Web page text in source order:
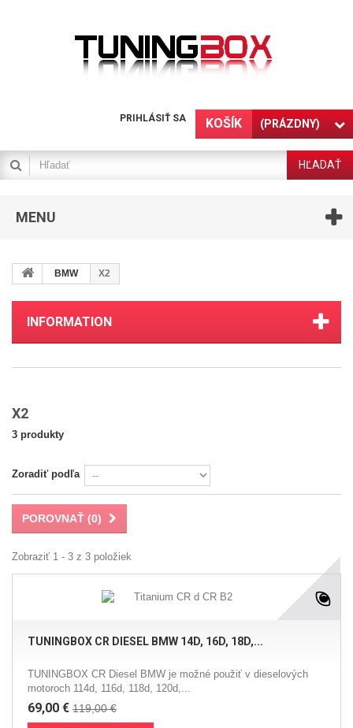
KOŠÍK (PRÁZDNY)
PRIHLÁSIŤ SA
HĽADAŤ
MENU
BMW X2
INFORMATION
X2
3 produkty
Zoradiť podľa
POROVNAŤ (0)
Zobraziť 1 - 3 z 3 položiek
TUNINGBOX CR DIESEL BMW 14D, 16D, 18D,...
TUNINGBOX CR Diesel BMW je možné použiť v dieselových
motoroch 114d, 116d, 118d, 120d,...
69,00 € 119,00 €